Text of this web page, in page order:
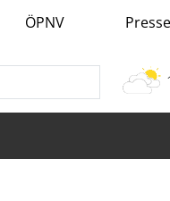
ÖPNV Presse